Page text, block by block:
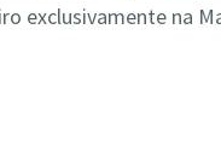
exclusivamente na